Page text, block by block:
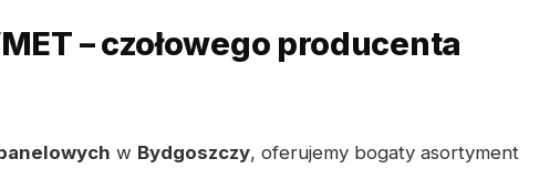
– czołowego producenta
w Bydgoszczy, oferujemy bogaty asortyment